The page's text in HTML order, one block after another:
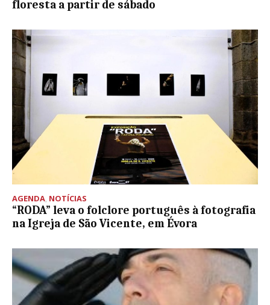
floresta a partir de sábado
AGENDA, NOTÍCIAS
“RODA” leva o folclore português à fotografia
na Igreja de São Vicente, em Évora